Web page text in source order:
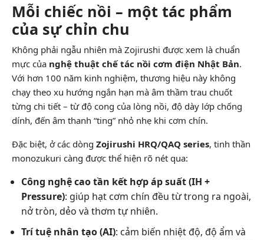
Mỗi chiếc nồi – một tác phẩm
của sự chỉn chu
Không phải ngẫu nhiên mà Zojirushi được xem là chuẩn
mực của nghệ thuật chế tác nồi cơm điện Nhật Bản.
Với hơn 100 năm kinh nghiệm, thương hiệu này không
chạy theo xu hướng ngắn hạn mà âm thầm trau chuốt
từng chi tiết – từ độ cong của lòng nồi, độ dày lớp chống
dính, đến âm thanh “ting” nhỏ nhẹ khi cơm chín.
Đặc biệt, ở các dòng Zojirushi HRQ/QAQ series, tinh thần
monozukuri càng được thể hiện rõ nét qua:
Công nghệ cao tần kết hợp áp suất (IH +
Pressure): giúp hạt cơm chín đều từ trong ra ngoài,
nở tròn, dẻo và thơm tự nhiên.
Trí tuệ nhân tạo (AI): cảm biến nhiệt độ, độ ẩm và